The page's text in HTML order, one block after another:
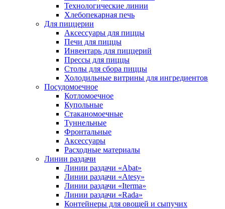
Технологические линии
Хлебопекарная печь
Для пиццерии
Аксессуары для пиццы
Печи для пиццы
Инвентарь для пиццерий
Прессы для пиццы
Столы для сбора пиццы
Холодильные витрины для ингредиентов
Посудомоечное
Котломоечное
Купольные
Стаканомоечные
Туннельные
Фронтальные
Аксессуары
Расходные материалы
Линии раздачи
Линии раздачи «Abat»
Линии раздачи «Atesy»
Линии раздачи «Iterma»
Линии раздачи «Rada»
Контейнеры для овощей и сыпучих